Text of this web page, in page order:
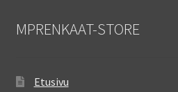
MPRENKAAT-STORE
Etusivu